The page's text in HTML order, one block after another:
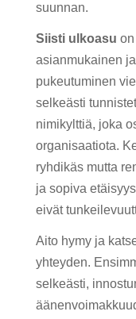
suunnan.
Siisti ulkoasu
asianmukainen
pukeutuminen
selkeästi
nimikylttiä, joka
organisaatiota.
ryhdikäs mutta
ja sopiva
eivät
Aito hymy ja
yhteyden.
selkeästi,